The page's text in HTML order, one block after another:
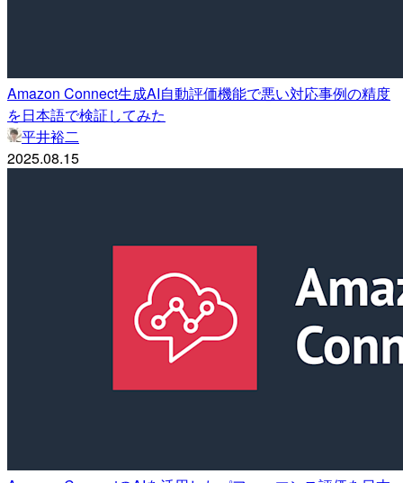
Amazon Connect生成AI自動評価機能で悪い対応事例の精度
を日本語で検証してみた
平井裕二
2025.08.15